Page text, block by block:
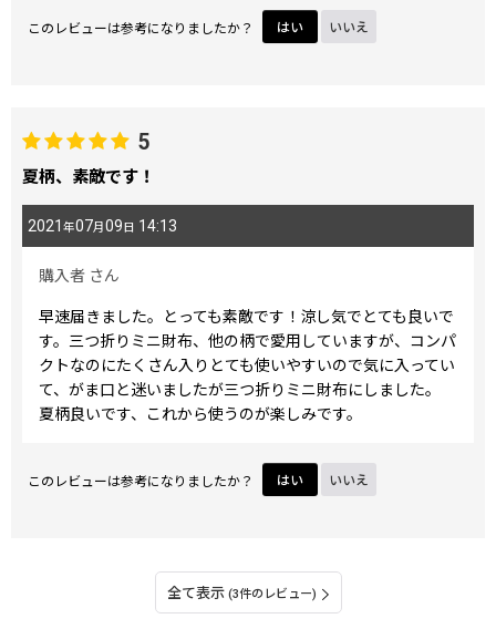
このレビューは参考になりましたか？ はい いいえ
5
夏柄、素敵です！
2021 年07月09日 14:13
購入者 さん
早速届きました。とっても素敵です！涼し気でとても良いで
す。三つ折りミニ財布、他の柄で愛用していますが、コンパ
クトなのにたくさん入りとても使いやすいので気に入ってい
て、がま口と迷いましたが三つ折りミニ財布にしました。
夏柄良いです、これから使うのが楽しみです。
このレビューは参考になりましたか？ はい いいえ
全て表示 (3件のレビュー)